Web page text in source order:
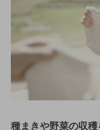
種まきや野菜の収